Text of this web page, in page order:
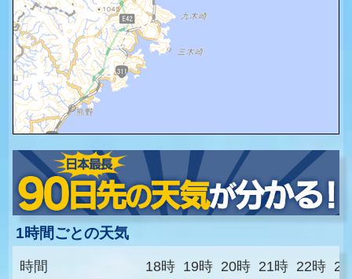
1時間ごとの天気
時間
18時 19時 20時 21時 22時